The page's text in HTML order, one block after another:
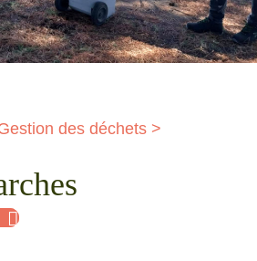
des déchets >